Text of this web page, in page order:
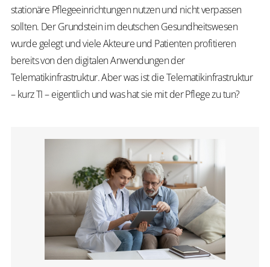
stationäre Pflegeeinrichtungen nutzen und nicht verpassen
sollten. Der Grundstein im deutschen Gesundheitswesen
wurde gelegt und viele Akteure und Patienten profitieren
bereits von den digitalen Anwendungen der
Telematikinfrastruktur. Aber was ist die Telematikinfrastruktur
– kurz TI – eigentlich und was hat sie mit der Pflege zu tun?